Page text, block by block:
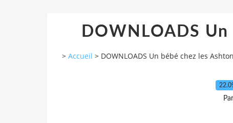
DOWNLOADS
> Accueil > DOWNLOADS Un bébé chez les Ashton